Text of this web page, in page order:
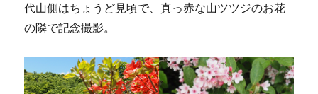
代山側はちょうど見頃で、真っ赤な山ツツジのお花
の隣で記念撮影。